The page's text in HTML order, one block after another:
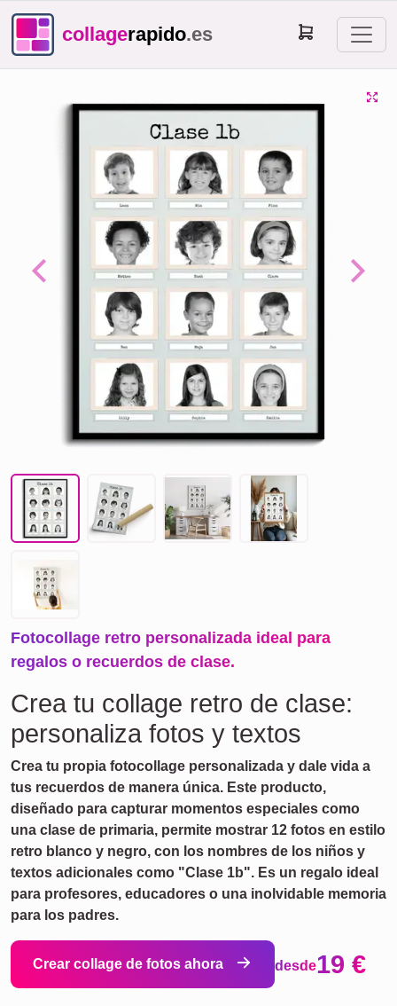
collagerapido.es
Previous Next
Fotocollage retro personalizada ideal para
regalos o recuerdos de clase.
Crea tu collage retro de clase:
personaliza fotos y textos
Crea tu propia fotocollage personalizada y dale vida a
tus recuerdos de manera única. Este producto,
diseñado para capturar momentos especiales como
una clase de primaria, permite mostrar 12 fotos en estilo
retro blanco y negro, con los nombres de los niños y
textos adicionales como "Clase 1b". Es un regalo ideal
para profesores, educadores o una inolvidable memoria
para los padres.
Crear collage de fotos ahora desde19 €